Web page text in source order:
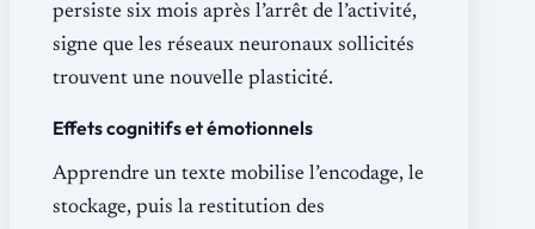
persiste six mois après l’arrêt de l’activité,
signe que les réseaux neuronaux sollicités
trouvent une nouvelle plasticité.
Effets cognitifs et émotionnels
Apprendre un texte mobilise l’encodage, le
stockage, puis la restitution des